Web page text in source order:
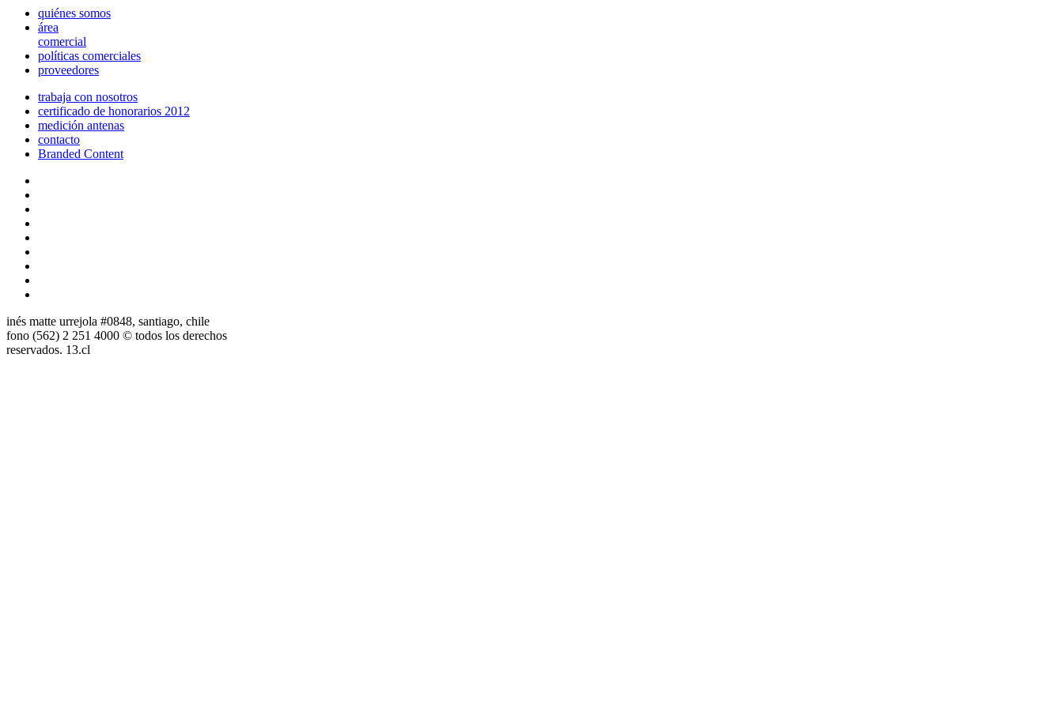
quiénes somos
área
comercial
políticas comerciales
proveedores
trabaja con nosotros
certificado de honorarios 2012
medición antenas
contacto
Branded Content
inés matte urrejola #0848, santiago, chile
fono (562) 2 251 4000 © todos los derechos
reservados. 13.cl